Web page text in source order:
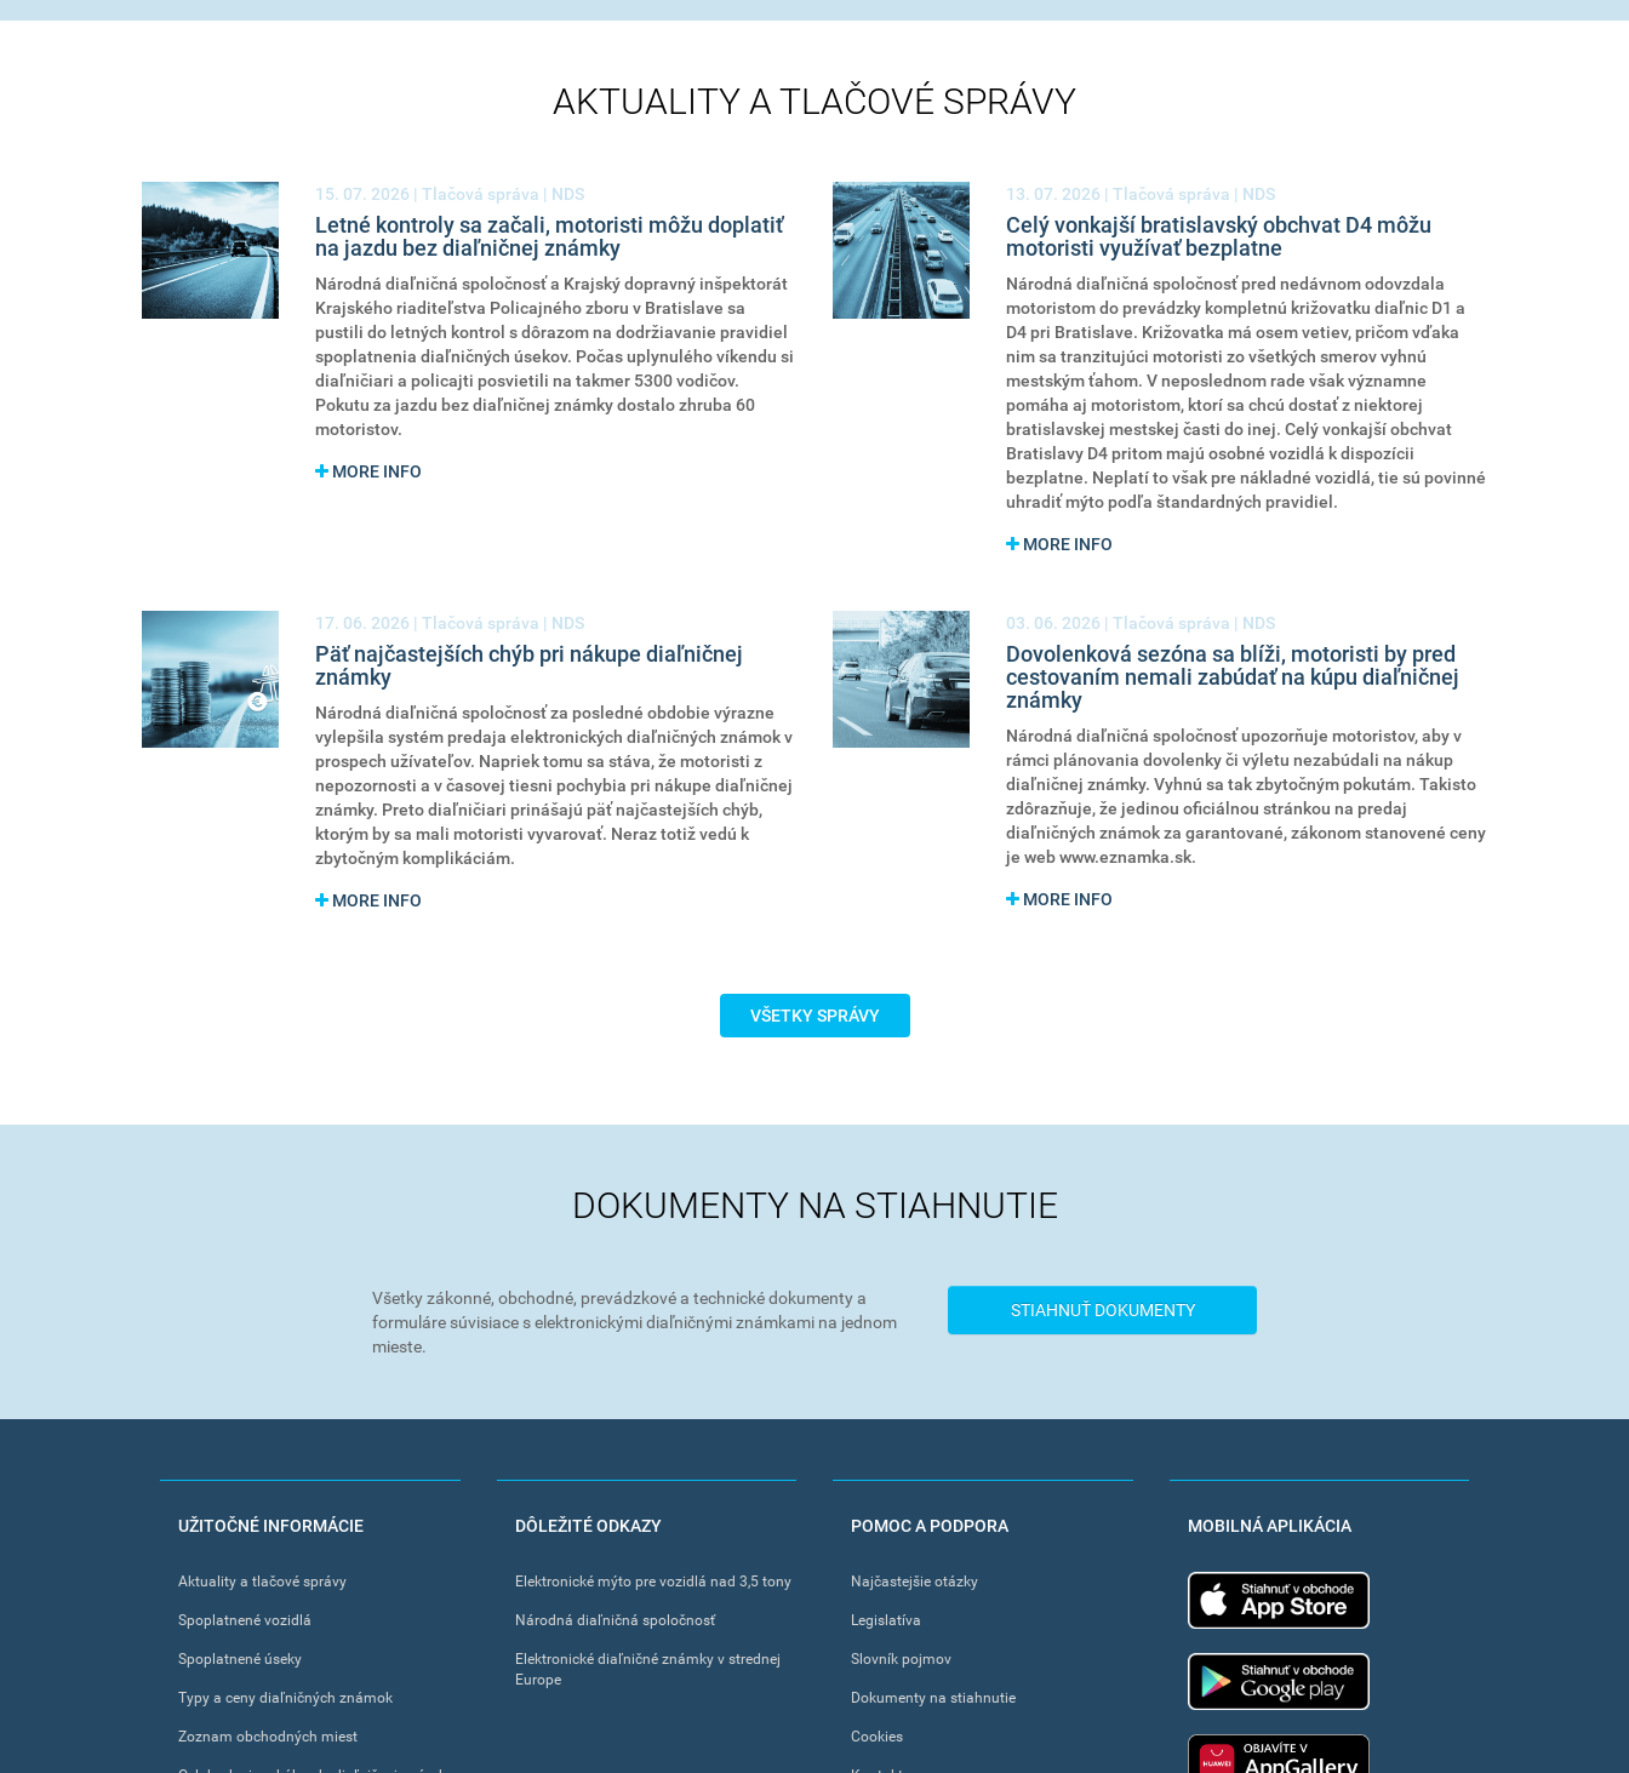
AKTUALITY A TLAČOVÉ SPRÁVY
15. 07. 2026 | Tlačová správa | NDS
Letné kontroly sa začali, motoristi môžu doplatiť
na jazdu bez diaľničnej známky
Národná diaľničná spoločnosť a Krajský dopravný inšpektorát
Krajského riaditeľstva Policajného zboru v Bratislave sa
pustili do letných kontrol s dôrazom na dodržiavanie pravidiel
spoplatnenia diaľničných úsekov. Počas uplynulého víkendu si
diaľničiari a policajti posvietili na takmer 5300 vodičov.
Pokutu za jazdu bez diaľničnej známky dostalo zhruba 60
motoristov.
MORE INFO
13. 07. 2026 | Tlačová správa | NDS
Celý vonkajší bratislavský obchvat D4 môžu
motoristi využívať bezplatne
Národná diaľničná spoločnosť pred nedávnom odovzdala
motoristom do prevádzky kompletnú križovatku diaľnic D1 a
D4 pri Bratislave. Križovatka má osem vetiev, pričom vďaka
nim sa tranzitujúci motoristi zo všetkých smerov vyhnú
mestským ťahom. V neposlednom rade však významne
pomáha aj motoristom, ktorí sa chcú dostať z niektorej
bratislavskej mestskej časti do inej. Celý vonkajší obchvat
Bratislavy D4 pritom majú osobné vozidlá k dispozícii
bezplatne. Neplatí to však pre nákladné vozidlá, tie sú povinné
uhradiť mýto podľa štandardných pravidiel.
MORE INFO
17. 06. 2026 | Tlačová správa | NDS
Päť najčastejších chýb pri nákupe diaľničnej
známky
Národná diaľničná spoločnosť za posledné obdobie výrazne
vylepšila systém predaja elektronických diaľničných známok v
prospech užívateľov. Napriek tomu sa stáva, že motoristi z
nepozornosti a v časovej tiesni pochybia pri nákupe diaľničnej
známky. Preto diaľničiari prinášajú päť najčastejších chýb,
ktorým by sa mali motoristi vyvarovať. Neraz totiž vedú k
zbytočným komplikáciám.
MORE INFO
03. 06. 2026 | Tlačová správa | NDS
Dovolenková sezóna sa blíži, motoristi by pred
cestovaním nemali zabúdať na kúpu diaľničnej
známky
Národná diaľničná spoločnosť upozorňuje motoristov, aby v
rámci plánovania dovolenky či výletu nezabúdali na nákup
diaľničnej známky. Vyhnú sa tak zbytočným pokutám. Takisto
zdôrazňuje, že jedinou oficiálnou stránkou na predaj
diaľničných známok za garantované, zákonom stanovené ceny
je web www.eznamka.sk.
MORE INFO
VŠETKY SPRÁVY
DOKUMENTY NA STIAHNUTIE
Všetky zákonné, obchodné, prevádzkové a technické dokumenty a
formuláre súvisiace s elektronickými diaľničnými známkami na jednom
mieste.
STIAHNUŤ DOKUMENTY
FOOTERUŽITOČNÉ INFORMÁCIE
Aktuality a tlačové správy
Spoplatnené vozidlá
Spoplatnené úseky
Typy a ceny diaľničných známok
Zoznam obchodných miest
DÔLEŽITÉ ODKAZY
Elektronické mýto pre vozidlá nad 3,5 tony
Národná diaľničná spoločnosť
Elektronické diaľničné známky v strednej
Europe
POMOC A PODPORA
Najčastejšie otázky
Legislatíva
Slovník pojmov
Dokumenty na stiahnutie
Cookies
MOBILNÁ APLIKÁCIA
App Store
Google Play
Huawei app gallery